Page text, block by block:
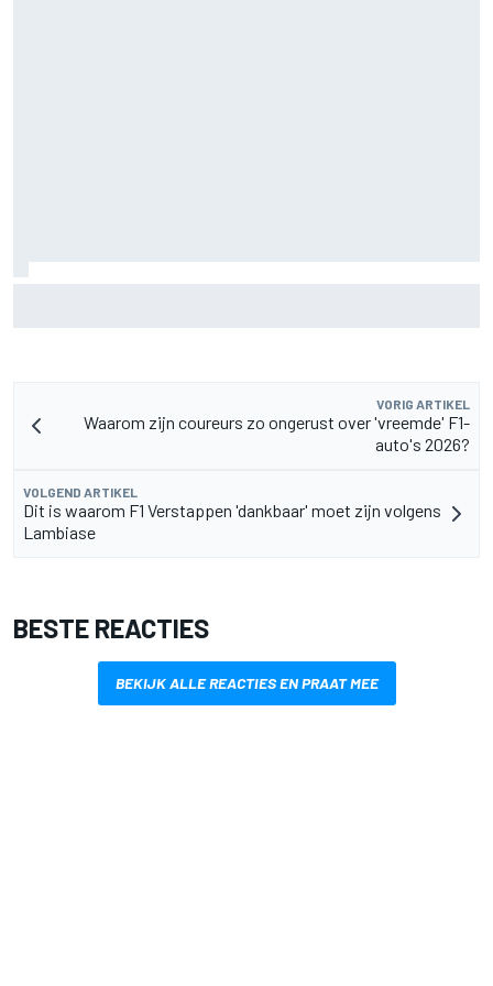
VORIG ARTIKEL
Waarom zijn coureurs zo ongerust over 'vreemde' F1-
auto's 2026?
VOLGEND ARTIKEL
Dit is waarom F1 Verstappen 'dankbaar' moet zijn volgens
Lambiase
BESTE REACTIES
BEKIJK ALLE REACTIES EN PRAAT MEE